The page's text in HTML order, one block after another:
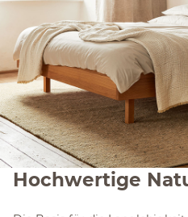
Hochwertige